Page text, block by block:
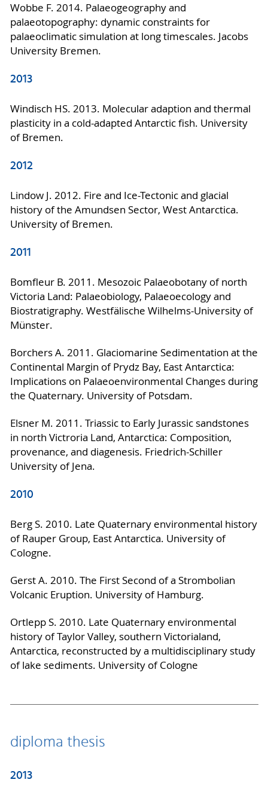
Wobbe F. 2014. Palaeogeography and
palaeotopography: dynamic constraints for
palaeoclimatic simulation at long timescales. Jacobs
University Bremen.
2013
Windisch HS. 2013. Molecular adaption and thermal
plasticity in a cold-adapted Antarctic fish. University
of Bremen.
2012
Lindow J. 2012. Fire and Ice-Tectonic and glacial
history of the Amundsen Sector, West Antarctica.
University of Bremen.
2011
Bomfleur B. 2011. Mesozoic Palaeobotany of north
Victoria Land: Palaeobiology, Palaeoecology and
Biostratigraphy. Westfälische Wilhelms-University of
Münster.
Borchers A. 2011. Glaciomarine Sedimentation at the
Continental Margin of Prydz Bay, East Antarctica:
Implications on Palaeoenvironmental Changes during
the Quaternary. University of Potsdam.
Elsner M. 2011. Triassic to Early Jurassic sandstones
in north Victroria Land, Antarctica: Composition,
provenance, and diagenesis. Friedrich-Schiller
University of Jena.
2010
Berg S. 2010. Late Quaternary environmental history
of Rauper Group, East Antarctica. University of
Cologne.
Gerst A. 2010. The First Second of a Strombolian
Volcanic Eruption. University of Hamburg.
Ortlepp S. 2010. Late Quaternary environmental
history of Taylor Valley, southern Victorialand,
Antarctica, reconstructed by a multidisciplinary study
of lake sediments. University of Cologne
diploma thesis
2013